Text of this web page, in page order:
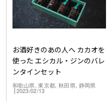
お酒好きのあの人へ カカオを
使った エシカル・ジンのバレ
ンタインセット
和歌山県, 東京都, 秋田県, 静岡県
2023/02/13